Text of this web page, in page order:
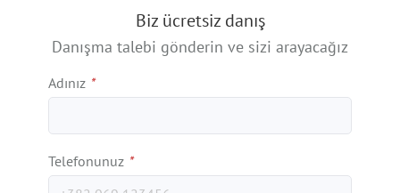
Biz ücretsiz danış
Danışma talebi gönderin ve sizi arayacağız
Adınız *
Telefonunuz *